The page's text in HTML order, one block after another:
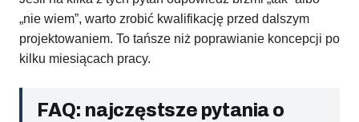
„nie wiem”, warto zrobić kwalifikację przed dalszym
projektowaniem. To tańsze niż poprawianie koncepcji po
kilku miesiącach pracy.
FAQ: najczęstsze pytania o